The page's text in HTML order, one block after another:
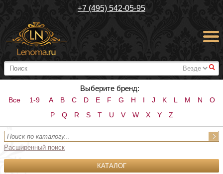
+7 (495) 542-05-95
#
Выберите бренд:
Все 1-9 A B C D E F G H I J K L M N
O
P
Q R S T U V W X Y Z
Расширенный поиск
КАТАЛОГ